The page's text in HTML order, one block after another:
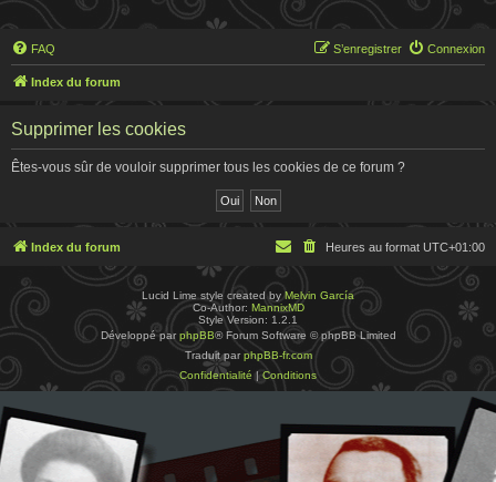
FAQ Connexion
S’enregistrer
Index du forum
Supprimer les cookies
Êtes-vous sûr de vouloir supprimer tous les cookies de ce forum ?
Index du forum Heures au format UTC+01:00
Lucid Lime style created byMelvin García
Co-Author: MannixMD
Style Version: 1.2.1
Développé par phpBB® Forum Software © phpBB Limited
Traduit par phpBB-fr.com
Confidentialité | Conditions